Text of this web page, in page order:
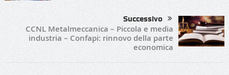
Successivo
CCNL Metalmeccanica – Piccola e media
industria – Confapi: rinnovo della parte
economica